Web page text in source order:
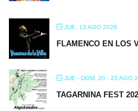
JUE, 13 AGO 2026
FLAMENCO EN LOS
JUE - DOM, 20 - 23 AGO
TAGARNINA FEST